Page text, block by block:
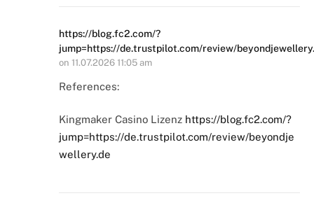
https://blog.fc2.com/?
jump=https://de.trustpilot.com/review/
on 11.07.2026 11:05 am
References:
Kingmaker Casino Lizenz https://blog.fc2.com/?
jump=https://de.trustpilot.com/review/beyondje
wellery.de